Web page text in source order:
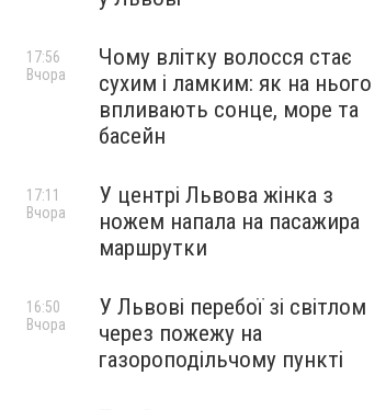
Чому влітку волосся стає
сухим і ламким: як на нього
впливають сонце, море та
басейн
17:56
Вчора
У центрі Львова жінка з
ножем напала на пасажира
маршрутки
17:11
Вчора
У Львові перебої зі світлом
через пожежу на
газороподільчому пункті
16:50
Вчора